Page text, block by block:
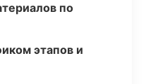
по
этапов и